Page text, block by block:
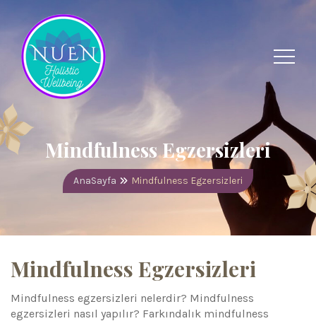
Mindfulness Egzersizleri
AnaSayfa Mindfulness Egzersizleri
Mindfulness Egzersizleri
Mindfulness egzersizleri nelerdir? Mindfulness
egzersizleri nasıl yapılır? Farkındalık mindfulness